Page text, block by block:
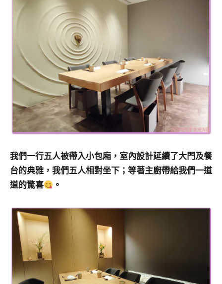
我們一行五人被帶入小包廂，室內設計延續了大門及餐
台的典雅，我們五人相對坐下；等著主廚帶給我們一道
道的驚喜
。